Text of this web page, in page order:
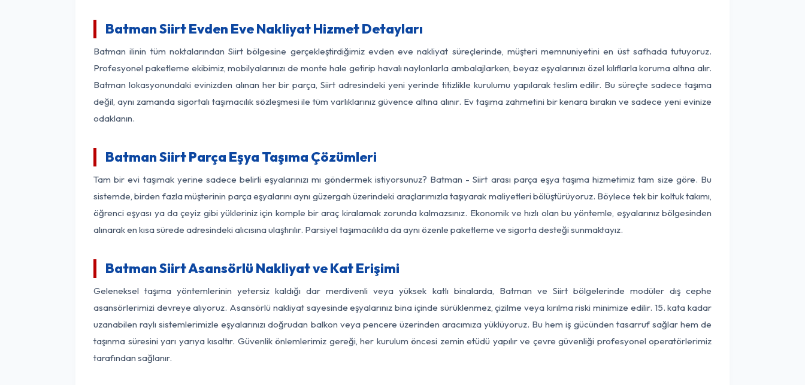
Batman Siirt Evden Eve Nakliyat Hizmet Detayları
Batman ilinin tüm noktalarından Siirt bölgesine gerçekleştirdiğimiz evden eve nakliyat süreçlerinde, müşteri memnuniyetini en üst safhada tutuyoruz.
Profesyonel paketleme ekibimiz, mobilyalarınızı de monte hale getirip havalı naylonlarla ambalajlarken, beyaz eşyalarınızı özel kılıflarla koruma altına alır.
Batman lokasyonundaki evinizden alınan her bir parça, Siirt adresindeki yeni yerinde titizlikle kurulumu yapılarak teslim edilir. Bu süreçte sadece taşıma
değil, aynı zamanda sigortalı taşımacılık sözleşmesi ile tüm varlıklarınız güvence altına alınır. Ev taşıma zahmetini bir kenara bırakın ve sadece yeni evinize
odaklanın.
Batman Siirt Parça Eşya Taşıma Çözümleri
Tam bir evi taşımak yerine sadece belirli eşyalarınızı mı göndermek istiyorsunuz? Batman - Siirt arası parça eşya taşıma hizmetimiz tam size göre. Bu
sistemde, birden fazla müşterinin parça eşyalarını aynı güzergah üzerindeki araçlarımızla taşıyarak maliyetleri bölüştürüyoruz. Böylece tek bir koltuk takımı,
öğrenci eşyası ya da çeyiz gibi yükleriniz için komple bir araç kiralamak zorunda kalmazsınız. Ekonomik ve hızlı olan bu yöntemle, eşyalarınız bölgesinden
alınarak en kısa sürede adresindeki alıcısına ulaştırılır. Parsiyel taşımacılıkta da aynı özenle paketleme ve sigorta desteği sunmaktayız.
Batman Siirt Asansörlü Nakliyat ve Kat Erişimi
Geleneksel taşıma yöntemlerinin yetersiz kaldığı dar merdivenli veya yüksek katlı binalarda, Batman ve Siirt bölgelerinde modüler dış cephe
asansörlerimizi devreye alıyoruz. Asansörlü nakliyat sayesinde eşyalarınız bina içinde sürüklenmez, çizilme veya kırılma riski minimize edilir. 15. kata kadar
uzanabilen raylı sistemlerimizle eşyalarınızı doğrudan balkon veya pencere üzerinden aracımıza yüklüyoruz. Bu hem iş gücünden tasarruf sağlar hem de
taşınma süresini yarı yarıya kısaltır. Güvenlik önlemlerimiz gereği, her kurulum öncesi zemin etüdü yapılır ve çevre güvenliği profesyonel operatörlerimiz
tarafından sağlanır.